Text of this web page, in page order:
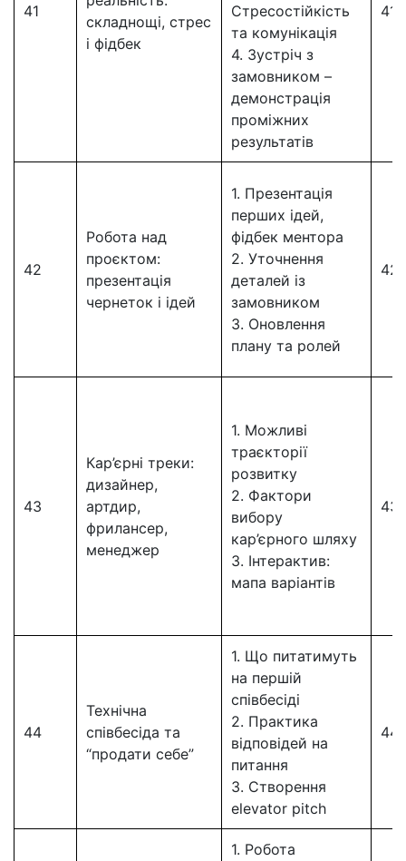
41
складнощі, стрес
і фідбек
Стресостійкість
та комунікація
4. Зустріч з
замовником –
демонстрація
проміжних
результатів
41
42
Робота над
проєктом:
презентація
чернеток і ідей
1. Презентація
перших ідей,
фідбек ментора
2. Уточнення
деталей із
замовником
3. Оновлення
плану та ролей
42
43
Кар’єрні треки:
дизайнер,
артдир,
фрилансер,
менеджер
1. Можливі
траєкторії
розвитку
2. Фактори
вибору
кар’єрного шляху
3. Інтерактив:
мапа варіантів
43
44
Технічна
співбесіда та
“продати себе”
1. Що питатимуть
на першій
співбесіді
2. Практика
відповідей на
питання
3. Створення
elevator pitch
44
1. Робота